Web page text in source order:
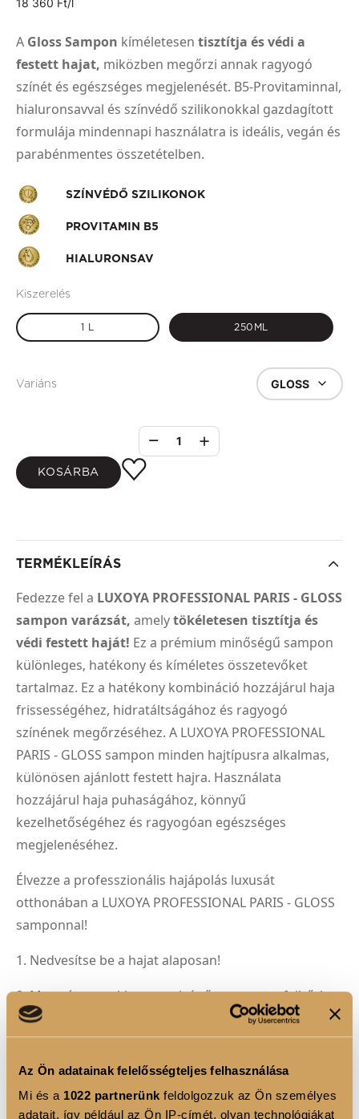
Az Ön adatainak felelősségteljes felhasználása
Mi és a 1022 partnerünk feldolgozzuk az Ön személyes
adatait, így például az Ön IP-címét, olyan technológiákat
18 360 Ft/l
A Gloss Sampon kíméletesen tisztítja és védi a
festett hajat, miközben megőrzi annak ragyogó
színét és egészséges megjelenését. B5-Provitaminnal,
hialuronsavval és színvédő szilikonokkal gazdagított
formulája mindennapi használatra is ideális, vegán és
parabénmentes összetételben.
SZÍNVÉDŐ SZILIKONOK
PROVITAMIN B5
HIALURONSAV
Kiszerelés
1 L 250ML
Variáns GLOSS
1
KOSÁRBA
TERMÉKLEÍRÁS
Fedezze fel a LUXOYA PROFESSIONAL PARIS - GLOSS
sampon varázsát, amelytökéletesen tisztítja és
védi festett haját! Ez a prémium minőségű sampon
különleges, hatékony és kíméletes összetevőket
tartalmaz. Ez a hatékony kombináció hozzájárul haja
frissességéhez, hidratáltságához és ragyogó
színének megőrzéséhez. A LUXOYA PROFESSIONAL
PARIS - GLOSS sampon minden hajtípusra alkalmas,
különösen ajánlott festett hajra. Használata
hozzájárul haja puhaságához, könnyű
kezelhetőségéhez és ragyogóan egészséges
megjelenéséhez.
Élvezze a professzionális hajápolás luxusát
otthonában a LUXOYA PROFESSIONAL PARIS - GLOSS
samponnal!
1. Nedvesítse be a hajat alaposan!
2. Masszírozzon kis mennyiségű sampont a fejbőrbe
és a hajba!
4. Ismételje meg a folyamatot, ha szükséges!